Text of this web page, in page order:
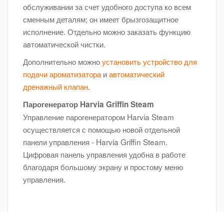
обслуживании за счет удобного доступа ко всем
сменным деталям; он имеет брызгозащитное
исполнение. Отдельно можно заказать функцию
автоматической чистки.
Дополнительно можноустановить устройство для
подачи ароматизатора иавтоматический
дренажный клапан.
Парогенератор Harvia Griffin Steam
Управление парогенератором Harvia Steam
осуществляется с помощью новой отдельной
панели управления - Harvia Griffin Steam.
Цифровая панель управления удобна в работе
благодаря большому экрану и простому меню
управления.